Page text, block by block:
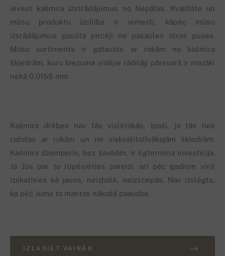
ievest kašmira izstrādājumus no Nepālas. Kvalitāte un
mūsu produktu izcilība ir iemesli, kāpēc mūsu
izsrādājumus pasūta pircēji no pasaules otras puses.
Mūsu sortiments ir gatavots ar rokām no kašmira
šķiedrām, kuru biezuma vidējie rāditāji pārsvarā ir mazāki
nekā 0,0155 mm
Kašmira drēbes nav tās vislētākās, īpaši, ja tās tiek
ražotas ar rokām un no viskvalitatīvākajām šķiedrām.
Kašmira džemperis, bez šaubām, ir ilgtermiņa investīcija.
Ja Jūs par to rūpēsieties pareizi, arī pēc gadiem viņš
izskatīsies kā jauns, neizbalē, neizstaipās. Nav izslēgts,
ka pēc Jums to mantos nākošā paaudze.
IZLASIET VAIRĀK